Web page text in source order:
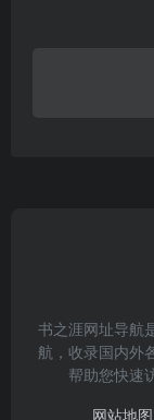
书之涯网址导航
航，收录国内外
帮助您快速
网站地图